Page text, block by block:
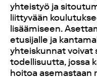
yhteistyö ja
liittyvään
lisäämiseen.
etusijalle ja
yhteiskunnat voivat
todellisuutta, jossa
hoitoa asemastaan